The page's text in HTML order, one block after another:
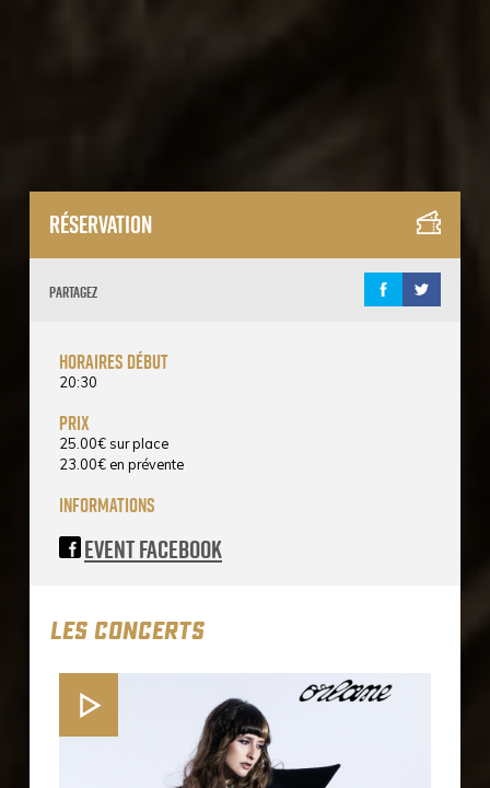
Réservation
Partagez
horaires début
20:30
prix
25.00€ sur place
23.00€ en prévente
informations
Event Facebook
LES CONCERTS